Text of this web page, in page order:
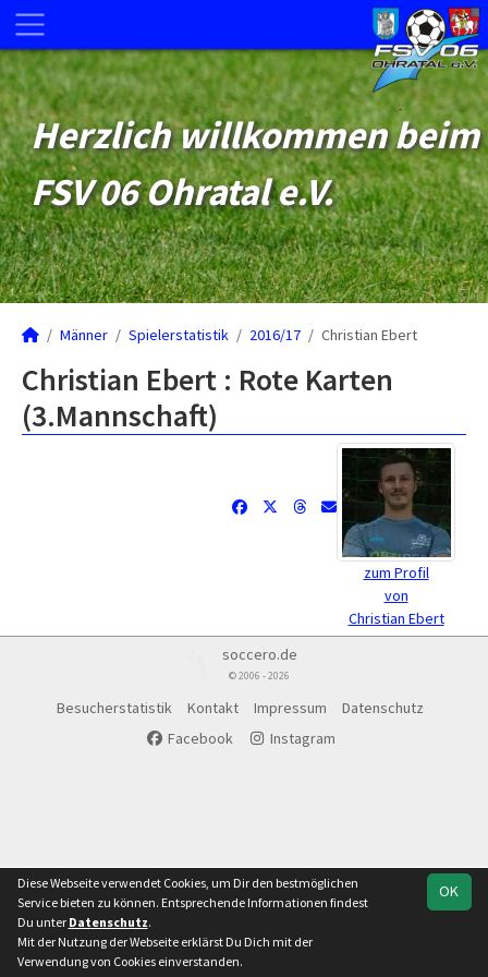
Herzlich willkommen beim
FSV 06 Ohratal e.V.
Männer Spielerstatistik 2016/17 Christian Ebert
Christian Ebert : Rote Karten
(3.Mannschaft)
zum Profil
von
Christian Ebert
soccero.de
© 2006 - 2026
Besucherstatistik Kontakt Impressum
Datenschutz
Facebook
Instagram
OK
Diese Webseite verwendet Cookies, um Dir den bestmöglichen
Service bieten zu können. Entsprechende Informationen findest
Du unter Datenschutz.
Mit der Nutzung der Webseite erklärst Du Dich mit der
Verwendung von Cookies einverstanden.